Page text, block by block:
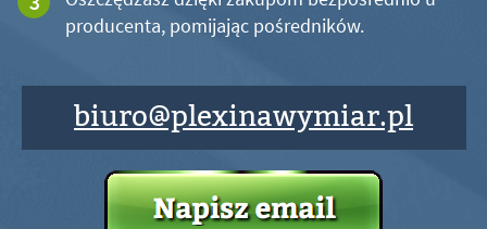
producenta, pomijając pośredników.
biuro@plexinawymiar.pl